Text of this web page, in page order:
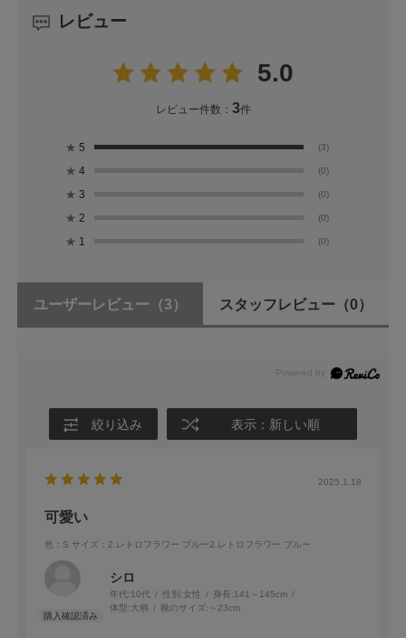
レビュー
5.0
レビュー件数： 3件
★ 5 (3)
★ 4 (0)
★ 3 (0)
★ 2 (0)
★ 1 (0)
ユーザーレビュー （3） スタッフレビュー （0）
絞り込み 表示：新しい順
2025.1.18
可愛い
色：S サイズ：2.レトロフラワー ブルー2.レトロフラワー ブルー
シロ
年代:10代 性別:女性 身長:141～145cm
体型:大柄 靴のサイズ: ～23cm